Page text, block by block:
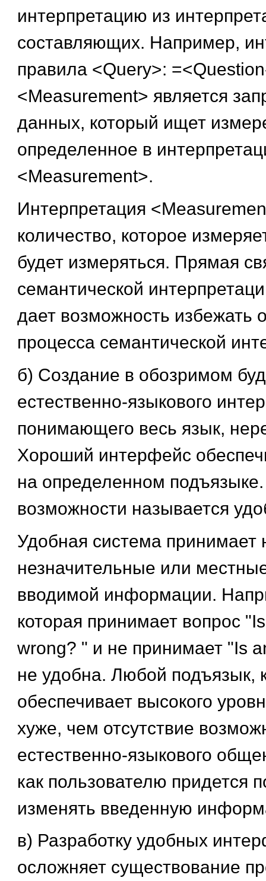
интерпретацию из
составляющих. Например,
правила <Query>:
<Measurement> является
данных, который ищет
определенное в
<Measurement>.
Интерпретация
количество, которое
будет измеряться. Прямая
семантической
дает возможность избежать
процесса семантической
б) Создание в обозримом
естественно-языкового
понимающего весь язык,
Хороший интерфейс
на определенном
возможности называется
Удобная система принимает
незначительные или
вводимой информации.
которая принимает вопрос
wrong? " и не принимает "Is
не удобна. Любой подъязык,
обеспечивает высокого
хуже, чем отсутствие
естественно-языкового
как пользователю придется
изменять введенную
в) Разработку удобных
осложняет существование